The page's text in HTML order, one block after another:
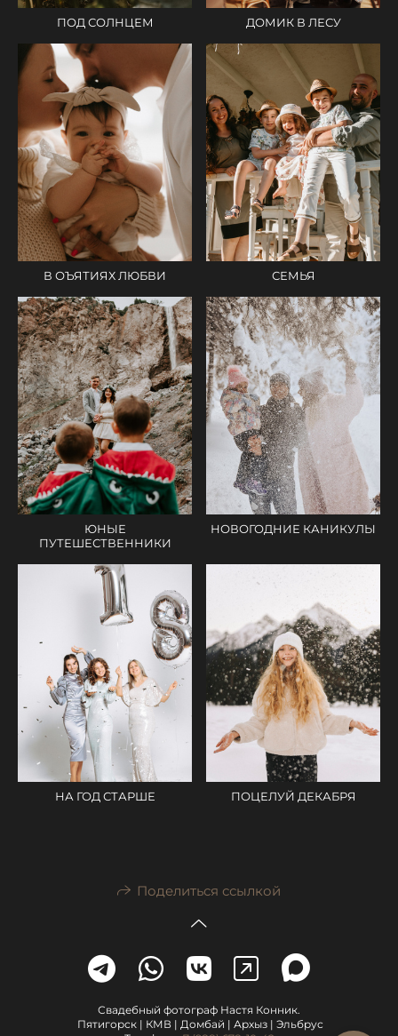
ПОД СОЛНЦЕМ ДОМИК В ЛЕСУ
В ОЪЯТИЯХ ЛЮБВИ СЕМЬЯ
ЮНЫЕ
ПУТЕШЕСТВЕННИКИ
НОВОГОДНИЕ КАНИКУЛЫ
НА ГОД СТАРШЕ ПОЦЕЛУЙ ДЕКАБРЯ
Поделиться ссылкой
Свадебный фотограф Настя Конник.
Пятигорск | КМВ | Домбай | Архыз | Эльбрус